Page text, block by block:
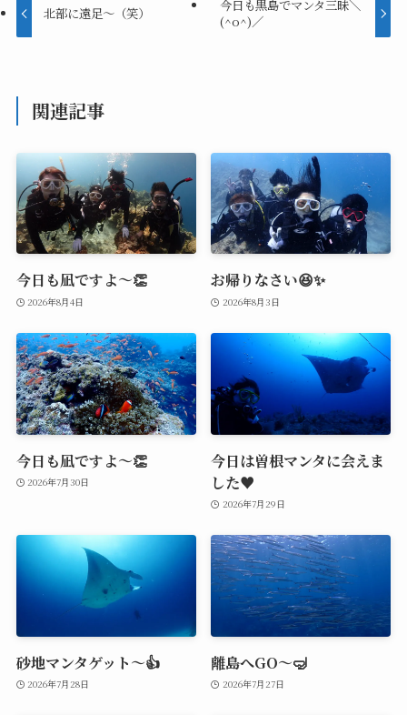
北部に遠足〜（笑）
今日も黒島でマンタ三昧＼
(^o^)／
関連記事
今日も凪ですよ～👏
2026年8月4日
お帰りなさい😆✨
2026年8月3日
今日も凪ですよ～👏
2026年7月30日
今日は曽根マンタに会えま
した♥️
2026年7月29日
砂地マンタゲット～👍
2026年7月28日
離島へGO～🤿
2026年7月27日